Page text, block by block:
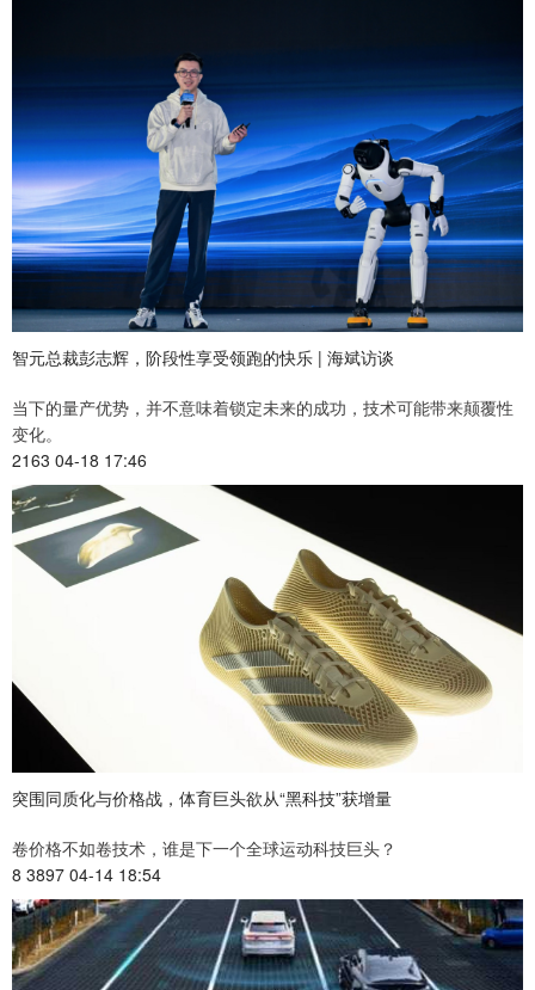
智元总裁彭志辉，阶段性享受领跑的快乐 | 海斌访谈
当下的量产优势，并不意味着锁定未来的成功，技术可能带来颠覆性
变化。
2163 04-18 17:46
突围同质化与价格战，体育巨头欲从“黑科技”获增量
卷价格不如卷技术，谁是下一个全球运动科技巨头？
8 3897 04-14 18:54